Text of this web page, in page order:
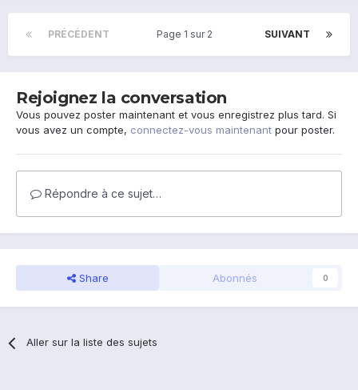
PRÉCÉDENT SUIVANT
Page 1 sur 2
Rejoignez la conversation
Vous pouvez poster maintenant et vous enregistrez plus tard. Si
vous avez un compte, connectez-vous maintenant pour poster.
Répondre à ce sujet…
Share Abonnés 0
Aller sur la liste des sujets